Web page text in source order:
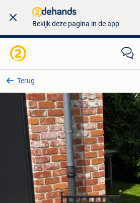
Bekijk deze pagina in de app
Terug